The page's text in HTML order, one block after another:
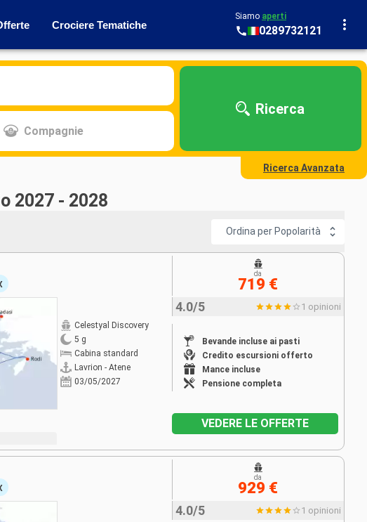
Crociere Tematiche
Siamo aperti
0289732121
Compagnie
Ricerca
Ricerca Avanzata
2027 - 2028
Ordina per Popolarità
Celestyal Discovery
5 g
Cabina standard
Lavrion - Atene
03/05/2027
4.0/5 1 opinioni
Bevande incluse ai pasti
Credito escursioni offerto
Mance incluse
Pensione completa
da
719 €
VEDERE LE OFFERTE
4.0/5 1 opinioni
da
929 €